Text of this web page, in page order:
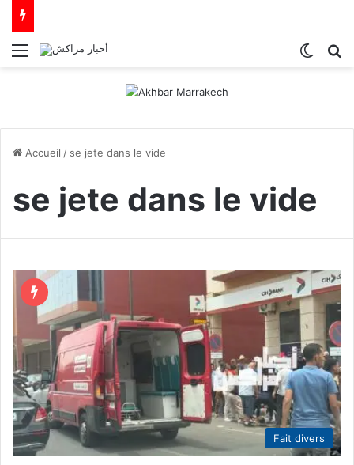
Menu
Accueil / se jete dans le vide
se jete dans le vide
Fait divers